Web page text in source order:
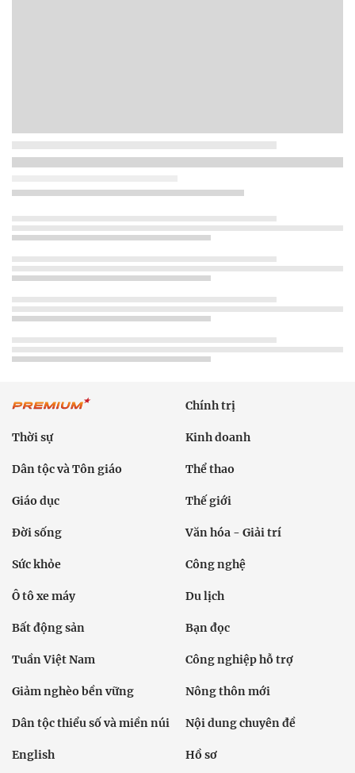
Chính trị
Thời sự Kinh doanh
Dân tộc và Tôn giáo Thể thao
Giáo dục Thế giới
Đời sống Văn hóa - Giải trí
Sức khỏe Công nghệ
Ô tô xe máy Du lịch
Bất động sản Bạn đọc
Tuần Việt Nam Công nghiệp hỗ trợ
Giảm nghèo bền vững Nông thôn mới
Dân tộc thiểu số và miền núi Nội dung chuyên đề
English Hồ sơ